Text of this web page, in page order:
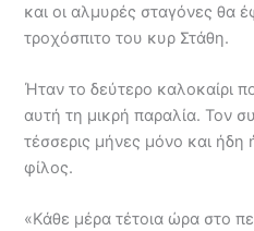
και οι αλμυρές σταγόνες θα
τροχόσπιτο του κυρ Στάθη.
Ήταν το δεύτερο καλοκαίρι
αυτή τη μικρή παραλία. Τον
τέσσερις μήνες μόνο και ήδη
φίλος.
«Κάθε μέρα τέτοια ώρα στο